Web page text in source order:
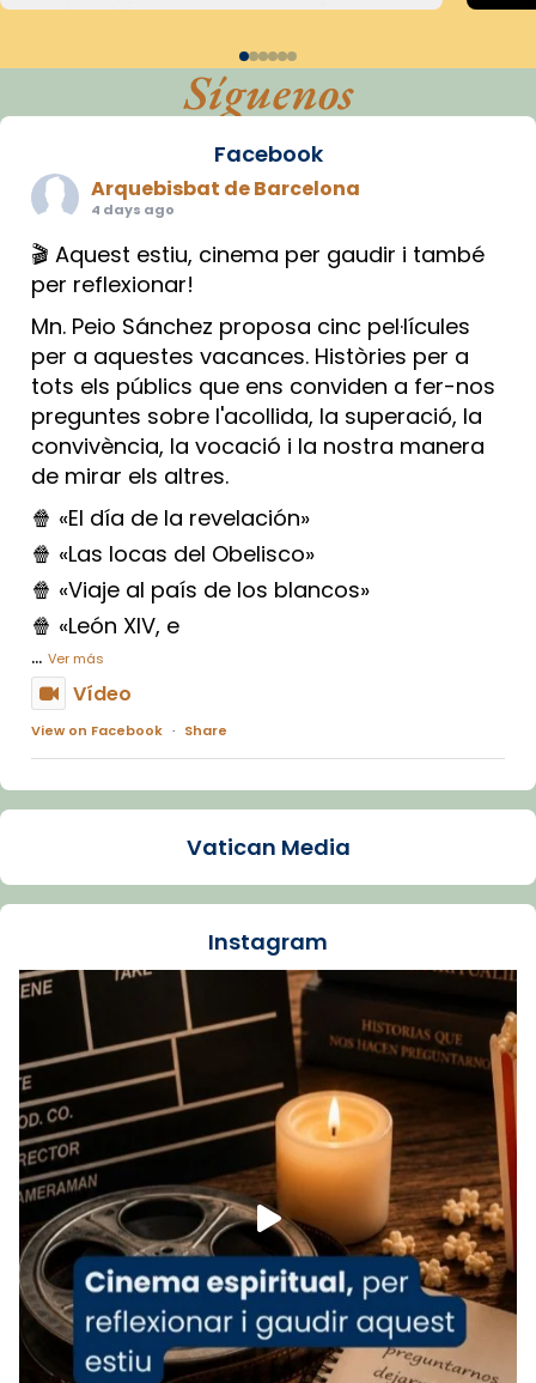
Síguenos
Facebook
Arquebisbat de Barcelona
4 days ago
🎬 Aquest estiu, cinema per gaudir i també
per reflexionar!
Mn. Peio Sánchez proposa cinc pel·lícules
per a aquestes vacances. Històries per a
tots els públics que ens conviden a fer-nos
preguntes sobre l'acollida, la superació, la
convivència, la vocació i la nostra manera
de mirar els altres.
🍿 «El día de la revelación»
🍿 «Las locas del Obelisco»
🍿 «Viaje al país de los blancos»
🍿 «León XIV, e
... Ver más
Vídeo
View on Facebook · Share
Arquebisbat de Barcelona
La Carmina va patir depressió. Fa gairebé
dos mesos, a l'Estadi Lluís Companys, la
Recupera l'entrevista comp
Vatican
tican News 👇
www.vaticannews.va/es/iglesia/news/2026-
07/carmina-historia-depresion-papa-viaje-
espana-testimoni...
Foto
View on Facebook · Share
Arquebisbat de Barcelona
2 weeks ago
«Avui les santes Juliana i Semproniana ens
ajuden a alçar la mirada»
Vatican Media
Instagram